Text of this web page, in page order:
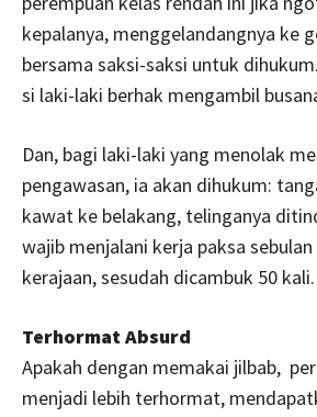
kepalanya, menggelandangnya ke
bersama saksi-saksi untuk
si laki-laki berhak mengambil
Dan, bagi laki-laki yang menolak
pengawasan, ia akan dihukum:
kawat ke belakang, telinganya
wajib menjalani kerja paksa
kerajaan, sesudah dicambuk 50 kali.
Terhormat Absurd
Apakah dengan memakai jilbab,
menjadi lebih terhormat,